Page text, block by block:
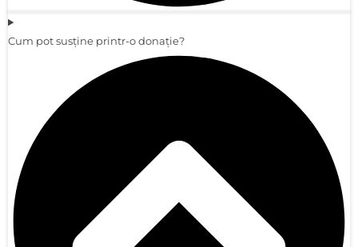
Cum pot susține printr-o donație?